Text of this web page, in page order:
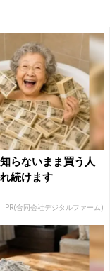
らないまま買う人
続けます
PR(合同会社デジタルファーム)